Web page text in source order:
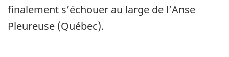
finalement s’échouer au large de l’Anse
Pleureuse (Québec).